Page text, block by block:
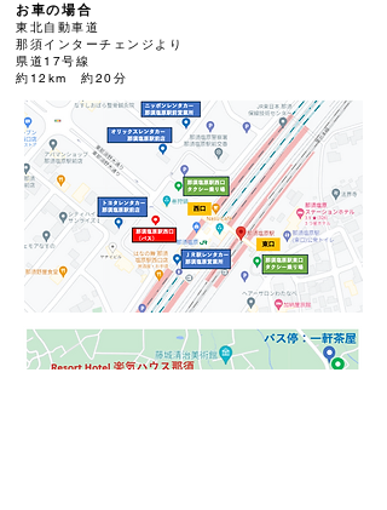
お車の場合
東北自動車道
那須インターチェンジより
県道17号線
約12km 約20分